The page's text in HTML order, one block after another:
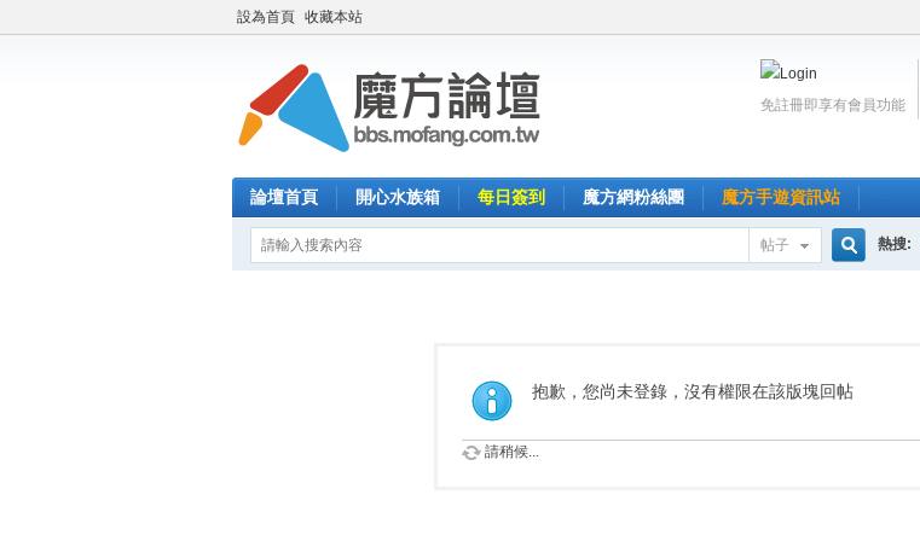
設為首頁 收藏本站
免註冊即享有會員功能
論壇首頁 開心水族箱 每日簽到 魔方網粉絲團 魔方手遊資訊站
帖子
索
熱搜:
抱歉，您尚未登錄，沒有權限在該版塊回帖
請稍候...